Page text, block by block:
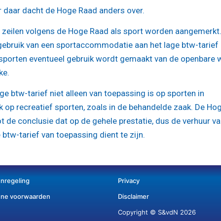
dacht de Hoge Raad anders over.
volgens de Hoge Raad als sport worden aangemerkt.
van een sportaccommodatie aan het lage btw-tarief
eventueel gebruik wordt gemaakt van de openbare
btw-tarief niet alleen van toepassing is op sporten in
recreatief sporten, zoals in de behandelde zaak. De
de conclusie dat op de gehele prestatie, dus de verhuur
tarief van toepassing dient te zijn.
voorwaarden
Privacy
Disclaimer
Copyright © S&vdN 2026